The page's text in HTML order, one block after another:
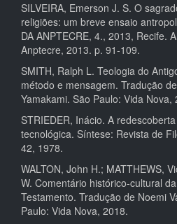
SILVEIRA, Emerson J. S. O
religiões: um breve ensaio
DA ANPTECRE, 4., 2013, Recife.
Anptecre, 2013. p. 91-109.
SMITH, Ralph L. Teologia do
método e mensagem. Tradução
Yamakami. São Paulo: Vida Nova,
STRIEDER, Inácio. A
tecnológica. Síntese: Revista de
42, 1978.
WALTON, John H.; MATTHEWS,
W. Comentário histórico-cultural
Testamento. Tradução de Noemi
Paulo: Vida Nova, 2018.